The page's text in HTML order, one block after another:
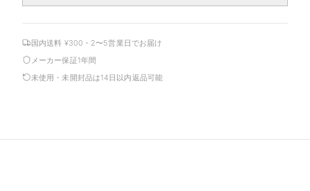
国内送料 ¥300・2〜5営業日でお届け
メーカー保証1年間
未使用・未開封品は14日以内返品可能